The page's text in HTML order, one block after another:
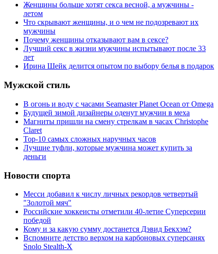
Женщины больше хотят секса весной, а мужчины -
летом
Что скрывают женщины, и о чем не подозревают их
мужчины
Почему женщины отказывают вам в сексе?
Лучший секс в жизни мужчины испытывают после 33
лет
Ирина Шейк делится опытом по выбору белья в подарок
Мужской стиль
В огонь и воду с часами Seamaster Planet Ocean от Omega
Будущей зимой дизайнеры оденут мужчин в меха
Магниты пришли на смену стрелкам в часах Christophe
Claret
Top-10 самых сложных наручных часов
Лучшие туфли, которые мужчина может купить за
деньги
Новости спорта
Месси добавил к числу личных рекордов четвертый
"Золотой мяч"
Российские хоккеисты отметили 40-летие Суперсерии
победой
Кому и за какую сумму достанется Дэвид Бекхэм?
Вспомните детство верхом на карбоновых суперсанях
Snolo Stealth-X